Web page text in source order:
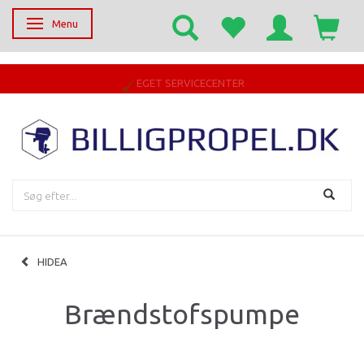
Skifte navigation
Menu
EGET SERVICECENTER
HIDEA
Brændstofspumpe